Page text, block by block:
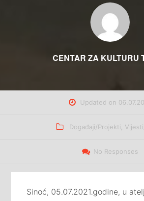
CENTAR ZA KULTURU
Updated on
Categories
Događaji/Projekti
No Responses
Sinoć, 05.07.2021.godine, u